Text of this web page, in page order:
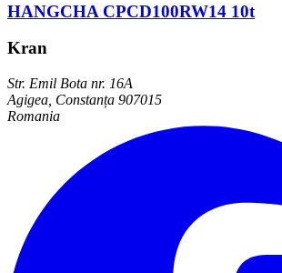
HANGCHA CPCD100RW14 10t
Kran
Str. Emil Bota nr. 16A
Agigea, Constanța 907015
Romania